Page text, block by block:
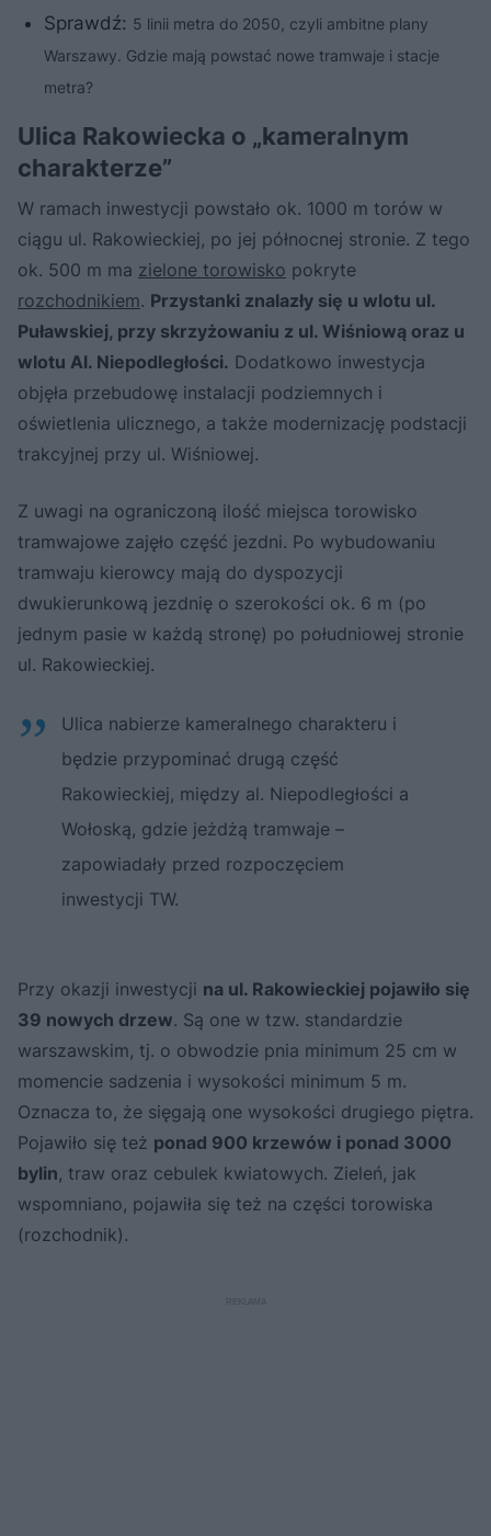
Sprawdź: 5 linii metra do 2050, czyli ambitne plany
Warszawy. Gdzie mają powstać nowe tramwaje i stacje
metra?
Ulica Rakowiecka o „kameralnym
charakterze”
W ramach inwestycji powstało ok. 1000 m torów w
ciągu ul. Rakowieckiej, po jej północnej stronie. Z tego
ok. 500 m ma zielone torowisko pokryte
rozchodnikiem. Przystanki znalazły się u wlotu ul.
Puławskiej, przy skrzyżowaniu z ul. Wiśniową oraz u
wlotu Al. Niepodległości. Dodatkowo inwestycja
objęła przebudowę instalacji podziemnych i
oświetlenia ulicznego, a także modernizację podstacji
trakcyjnej przy ul. Wiśniowej.
Z uwagi na ograniczoną ilość miejsca torowisko
tramwajowe zajęło część jezdni. Po wybudowaniu
tramwaju kierowcy mają do dyspozycji
dwukierunkową jezdnię o szerokości ok. 6 m (po
jednym pasie w każdą stronę) po południowej stronie
ul. Rakowieckiej.
Ulica nabierze kameralnego charakteru i
będzie przypominać drugą część
Rakowieckiej, między al. Niepodległości a
Wołoską, gdzie jeżdżą tramwaje –
zapowiadały przed rozpoczęciem
inwestycji TW.
Przy okazji inwestycji na ul. Rakowieckiej pojawiło się
39 nowych drzew. Są one w tzw. standardzie
warszawskim, tj. o obwodzie pnia minimum 25 cm w
momencie sadzenia i wysokości minimum 5 m.
Oznacza to, że sięgają one wysokości drugiego piętra.
Pojawiło się też ponad 900 krzewów i ponad 3000
bylin, traw oraz cebulek kwiatowych. Zieleń, jak
wspomniano, pojawiła się też na części torowiska
(rozchodnik).